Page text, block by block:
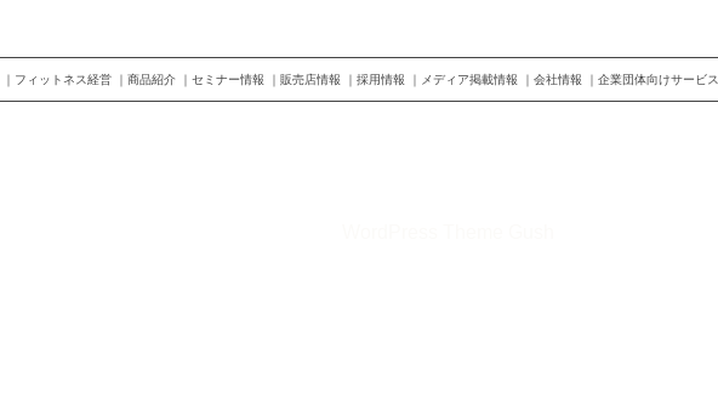
フィットネス経営 商品紹介 セミナー情報 販売店情報 採用情報 メディア掲載情報 会社情報 企業団体向けサービス